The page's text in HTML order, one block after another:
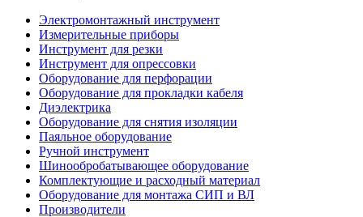
Электромонтажный инструмент
Измерительные приборы
Инструмент для резки
Инструмент для опрессовки
Оборудование для перфорации
Оборудование для прокладки кабеля
Диэлектрика
Оборудование для снятия изоляции
Паяльное оборудование
Ручной инструмент
Шинообробатывающее оборудование
Комплектующие и расходный материал
Оборудование для монтажа СИП и ВЛ
Производители